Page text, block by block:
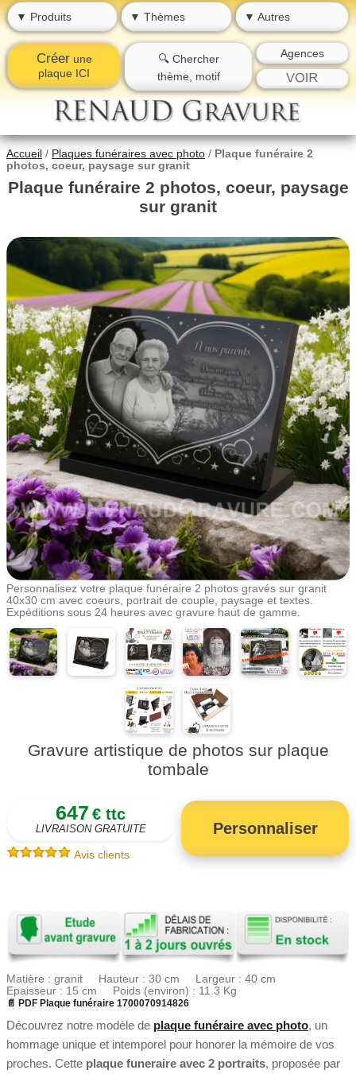
▼ Produits ▼ Thèmes ▼ Autres
Créerune
plaque ICI
🔍 Chercher
thème, motif
Agences
Accueil / Plaques funéraires avec photo / Plaque funéraire 2
photos, coeur, paysage sur granit
Plaque funéraire 2 photos, coeur, paysage
sur granit
Personnalisez votre plaque funéraire 2 photos gravés sur granit
40x30 cm avec coeurs, portrait de couple, paysage et textes.
Expéditions sous 24 heures avec gravure haut de gamme.
Gravure artistique de photos sur plaque
tombale
647 € ttc
LIVRAISON GRATUITE Personnaliser
Avis clients
Matière : granit Hauteur : 30 cm Largeur : 40 cm
Epaisseur : 15 cm Poids (environ) : 11.3 Kg
📄 PDF Plaque funéraire 1700070914826
Découvrez notre modèle de plaque funéraire avec photo, un
hommage unique et intemporel pour honorer la mémoire de vos
proches. Cette plaque funeraire avec 2 portraits, proposée par